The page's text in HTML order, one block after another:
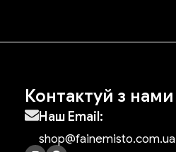
Контактуй з нами
Наш Email:
shop@fainemisto.com.ua